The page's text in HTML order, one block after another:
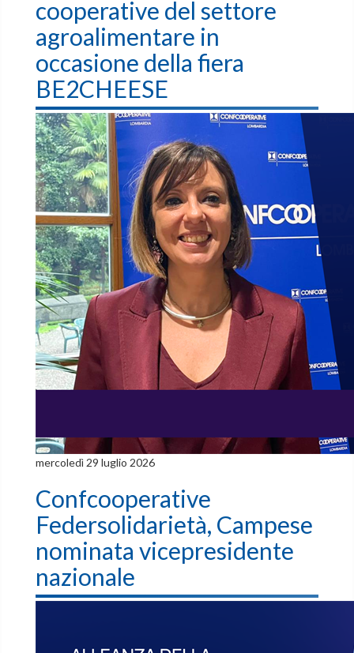
cooperative del settore
agroalimentare in
occasione della fiera
BE2CHEESE
mercoledì 29 luglio 2026
Confcooperative
Federsolidarietà, Campese
nominata vicepresidente
nazionale